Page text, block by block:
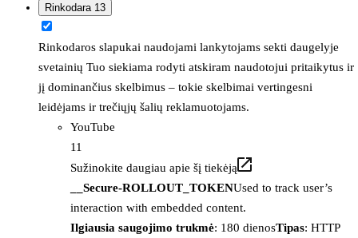
Rinkodara 13
Rinkodaros slapukai naudojami lankytojams sekti daugelyje
svetainių Tuo siekiama rodyti atskiram naudotojui pritaikytus ir
jį dominančius skelbimus – tokie skelbimai vertingesni
leidėjams ir trečiųjų šalių reklamuotojams.
YouTube
11
Sužinokite daugiau apie šį tiekėją
__Secure-ROLLOUT_TOKENUsed to track user’s
interaction with embedded content.
Ilgiausia saugojimo trukmė: 180 dienosTipas: HTTP